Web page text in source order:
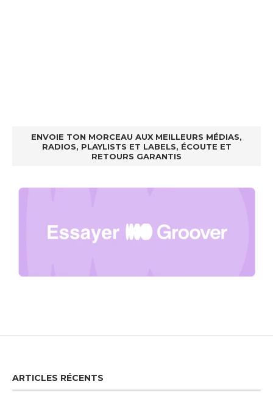
ENVOIE TON MORCEAU AUX MEILLEURS MÉDIAS,
RADIOS, PLAYLISTS ET LABELS, ÉCOUTE ET
RETOURS GARANTIS
ARTICLES RÉCENTS